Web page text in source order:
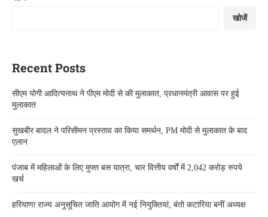
खोजें
Recent Posts
सीएम योगी आदित्यनाथ ने पीएम मोदी से की मुलाकात, प्रधानमंत्री आवास पर हुई
मुलाकात
सुखबीर बादल ने परिसीमन प्रस्ताव का किया समर्थन, PM मोदी से मुलाकात के बाद
एलान
पंजाब में महिलाओं के लिए मुफ्त बस यात्रा, चार वित्तीय वर्षों में 2,042 करोड़ रुपये
खर्च
हरियाणा राज्य अनुसूचित जाति आयोग में नई नियुक्तियां, बंतो कटारिया बनीं अध्यक्ष